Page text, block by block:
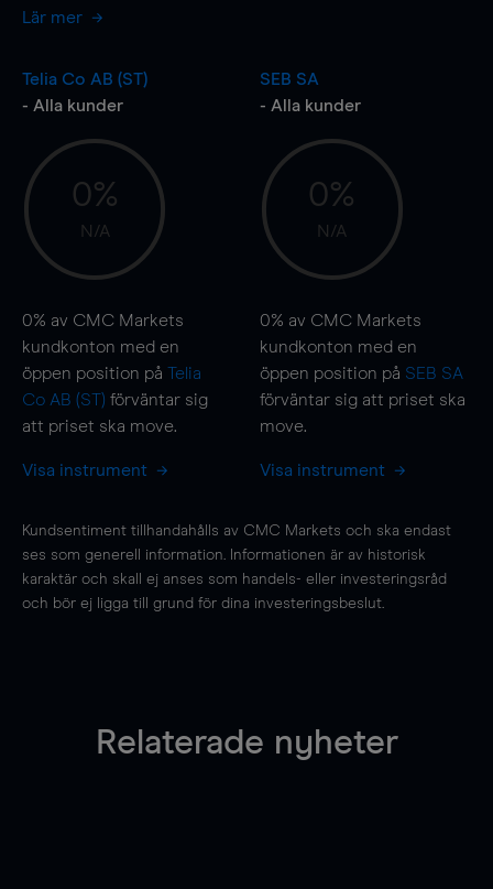
Lär mer
Telia Co AB (ST)
- Alla kunder
0%
N/A
0% av CMC Markets
kundkonton med en
öppen position på Telia
Co AB (ST) förväntar sig
att priset ska move.
Visa instrument
SEB SA
- Alla kunder
0%
N/A
0% av CMC Markets
kundkonton med en
öppen position på SEB SA
förväntar sig att priset ska
move.
Visa instrument
Kundsentiment tillhandahålls av CMC Markets och ska endast
ses som generell information. Informationen är av historisk
karaktär och skall ej anses som handels- eller investeringsråd
och bör ej ligga till grund för dina investeringsbeslut.
Relaterade nyheter